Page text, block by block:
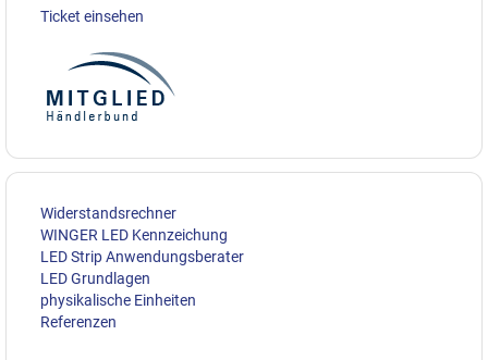
Ticket einsehen
Widerstandsrechner
WINGER LED Kennzeichung
LED Strip Anwendungsberater
LED Grundlagen
physikalische Einheiten
Referenzen